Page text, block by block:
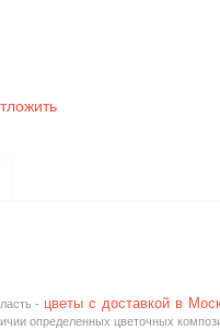
- цветы с доставкой в
определенных цветочных